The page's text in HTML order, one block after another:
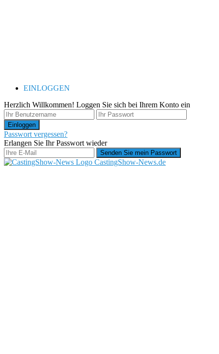
EINLOGGEN
Herzlich Willkommen! Loggen Sie sich bei Ihrem Konto ein
Passwort vergessen?
Erlangen Sie Ihr Passwort wieder
CastingShow-News.de